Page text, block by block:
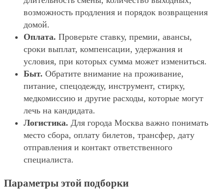
возможность продления и порядок возвращения
домой.
Оплата. Проверьте ставку, премии, авансы,
сроки выплат, компенсации, удержания и
условия, при которых сумма может измениться.
Быт. Обратите внимание на проживание,
питание, спецодежду, инструмент, стирку,
медкомиссию и другие расходы, которые могут
лечь на кандидата.
Логистика. Для города Москва важно понимать
место сбора, оплату билетов, трансфер, дату
отправления и контакт ответственного
специалиста.
Параметры этой подборки